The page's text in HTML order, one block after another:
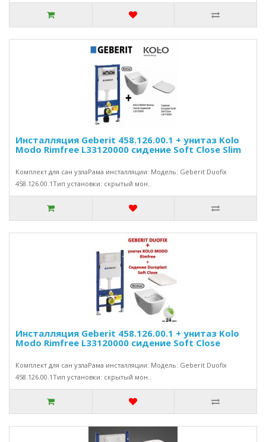
Инсталляция Geberit 458.126.00.1 + унитаз Kolo
Modo Rimfree L33120000 сидение Soft Close Slim
Комплект для сан узлаРама инсталляции: Модель: Geberit Duofix
458.126.00.1Тип установки: скрытый мон..
Инсталляция Geberit 458.126.00.1 + унитаз Kolo
Modo Rimfree L33120000 сидение Soft Close
Комплект для сан узлаРама инсталляции: Модель: Geberit Duofix
458.126.00.1Тип установки: скрытый мон..